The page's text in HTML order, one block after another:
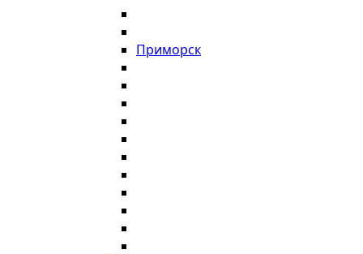
Приморск